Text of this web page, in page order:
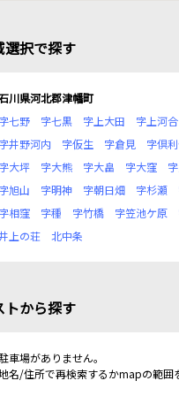
選択で探す
川県河北郡津幡町
字七野
字七黒 字上大田 字上河合
字井野河内
字仮生 字倉見 字倶
字大坪
字大熊 字大畠 字大窪
字旭山
字明神 字朝日畑 字杉瀬
字相窪
字種 字竹橋 字笠池ケ原
上の荘
北中条
トから探す
車場がありません。
名/住所で再検索するかmapの範囲